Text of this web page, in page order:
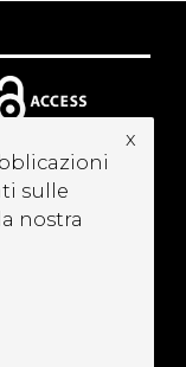
sulle
nostra
x